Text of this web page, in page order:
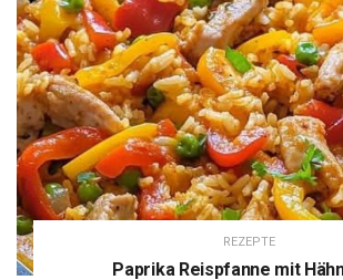
REZEPTE
Paprika Reispfanne mit